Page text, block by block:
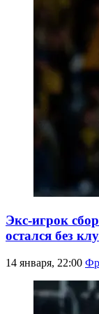
Экс-игрок
остался без
14 января, 22:00